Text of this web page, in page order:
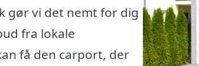
gør vi det nemt for dig
fra lokale
få den carport, der